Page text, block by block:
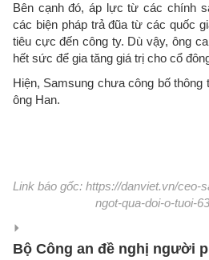
Bên cạnh đó, áp lực từ các chính
các biện pháp trả đũa từ các quốc
tiêu cực đến công ty. Dù vậy, ông
hết sức để gia tăng giá trị cho cổ
Hiện, Samsung chưa công bố
ông Han.
Link báo gốc: https://danviet.vn/ceo-
ngot-qua-doi-o-tuoi-
Bộ Công an đề nghị người